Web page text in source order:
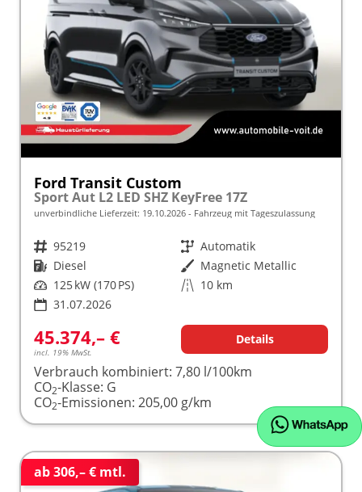
Ford Transit Custom
Sport Aut L2 LED SHZ KeyFree 17Z
unverbindliche Lieferzeit: 19.10.2026 Fahrzeug mit Tageszulassung
Fahrzeugnr. 95219 Getriebe Automatik
Kraftstoff Diesel Außenfarbe Magnetic Metallic
Leistung 125 kW (170 PS) Kilometerstand 10 km
31.07.2026
45.374,– €
incl. 19% MwSt.
Details
Verbrauch kombiniert: 7,80 l/100km
CO2-Klasse: G
CO2-Emissionen: 205,00 g/km
ab 306,– € mtl.